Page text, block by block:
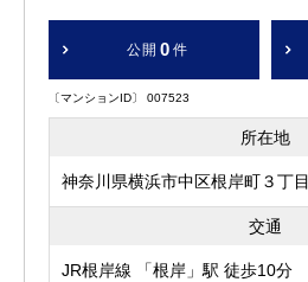
公開 0 件
〔マンションID〕 007523
所在地
神奈川県横浜市中区根岸町３丁目
交通
JR根岸線 「根岸」駅 徒歩10分